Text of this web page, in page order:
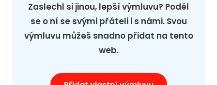
Zaslechl si jinou, lepší výmluvu? Poděl
se o ní se svými přáteli i s námi. Svou
výmluvu můžeš snadno přidat na tento
web.